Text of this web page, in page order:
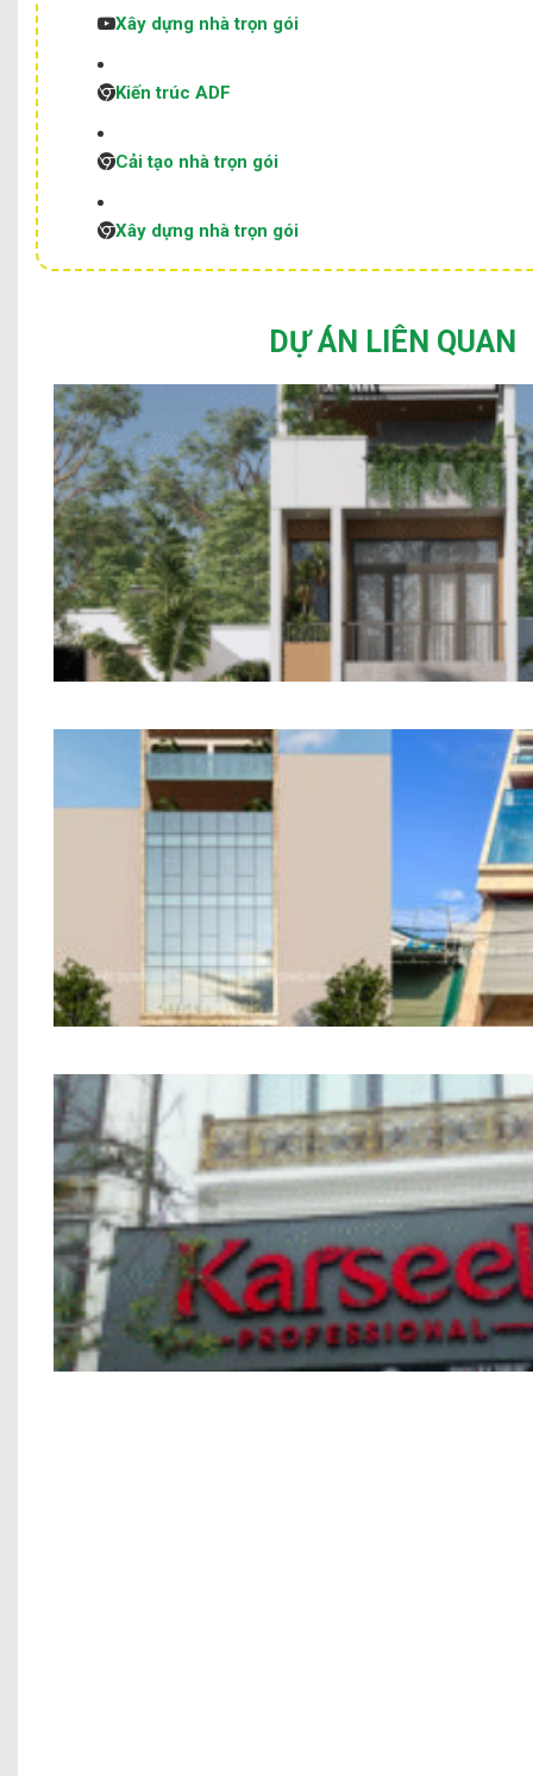
Xây dựng nhà trọn gói
Kiến trúc ADF
Cải tạo nhà trọn gói
Xây dựng nhà trọn gói
DỰ ÁN LIÊN QUAN
Mẫu Nhà Phố 2 Tầng Hiện Đại
Nhà Ở Kết Hợp Văn Phòng Anh Phùng
Nhà phố Kết hợp Kinh Doanh Chú Bính